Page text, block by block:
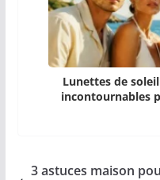
Lunettes de
incontournables
3 astuces maison